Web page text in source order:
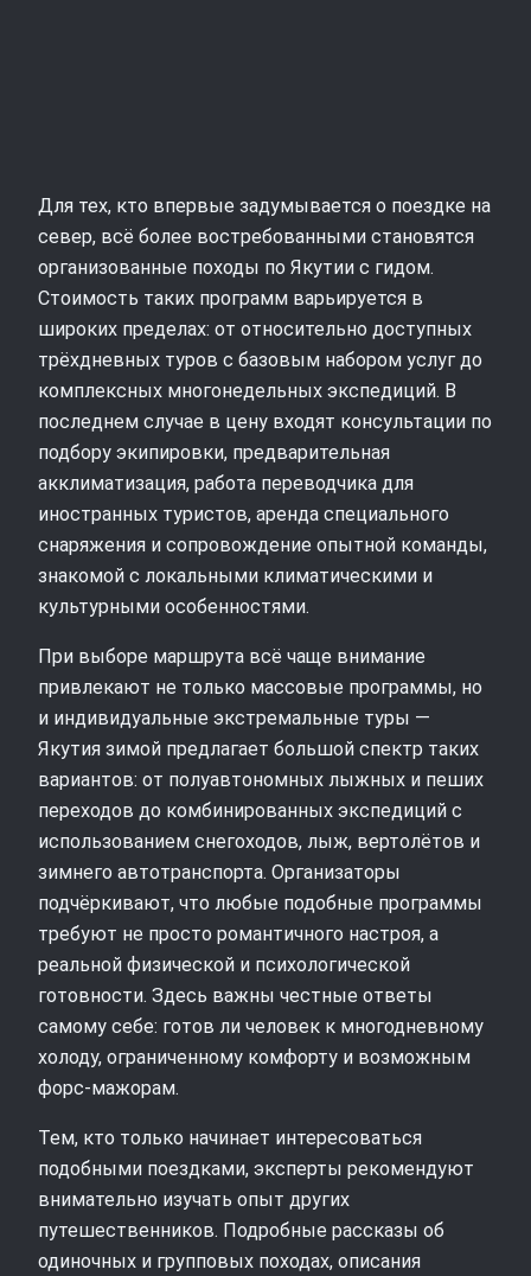
Для тех, кто впервые задумывается о поездке на
север, всё более востребованными становятся
организованные походы по Якутии с гидом.
Стоимость таких программ варьируется в
широких пределах: от относительно доступных
трёхдневных туров с базовым набором услуг до
комплексных многонедельных экспедиций. В
последнем случае в цену входят консультации по
подбору экипировки, предварительная
акклиматизация, работа переводчика для
иностранных туристов, аренда специального
снаряжения и сопровождение опытной команды,
знакомой с локальными климатическими и
культурными особенностями.
При выборе маршрута всё чаще внимание
привлекают не только массовые программы, но
и индивидуальные экстремальные туры —
Якутия зимой предлагает большой спектр таких
вариантов: от полуавтономных лыжных и пеших
переходов до комбинированных экспедиций с
использованием снегоходов, лыж, вертолётов и
зимнего автотранспорта. Организаторы
подчёркивают, что любые подобные программы
требуют не просто романтичного настроя, а
реальной физической и психологической
готовности. Здесь важны честные ответы
самому себе: готов ли человек к многодневному
холоду, ограниченному комфорту и возможным
форс‑мажорам.
Тем, кто только начинает интересоваться
подобными поездками, эксперты рекомендуют
внимательно изучать опыт других
путешественников. Подробные рассказы об
одиночных и групповых походах, описания